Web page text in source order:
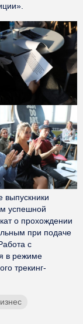
успешной
о прохождении
при подаче
с
в режиме
трекинг-